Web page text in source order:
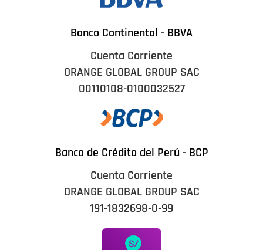
Banco Continental - BBVA
Cuenta Corriente
ORANGE GLOBAL GROUP SAC
00110108-0100032527
Banco de Crédito del Perú - BCP
Cuenta Corriente
ORANGE GLOBAL GROUP SAC
191-1832698-0-99